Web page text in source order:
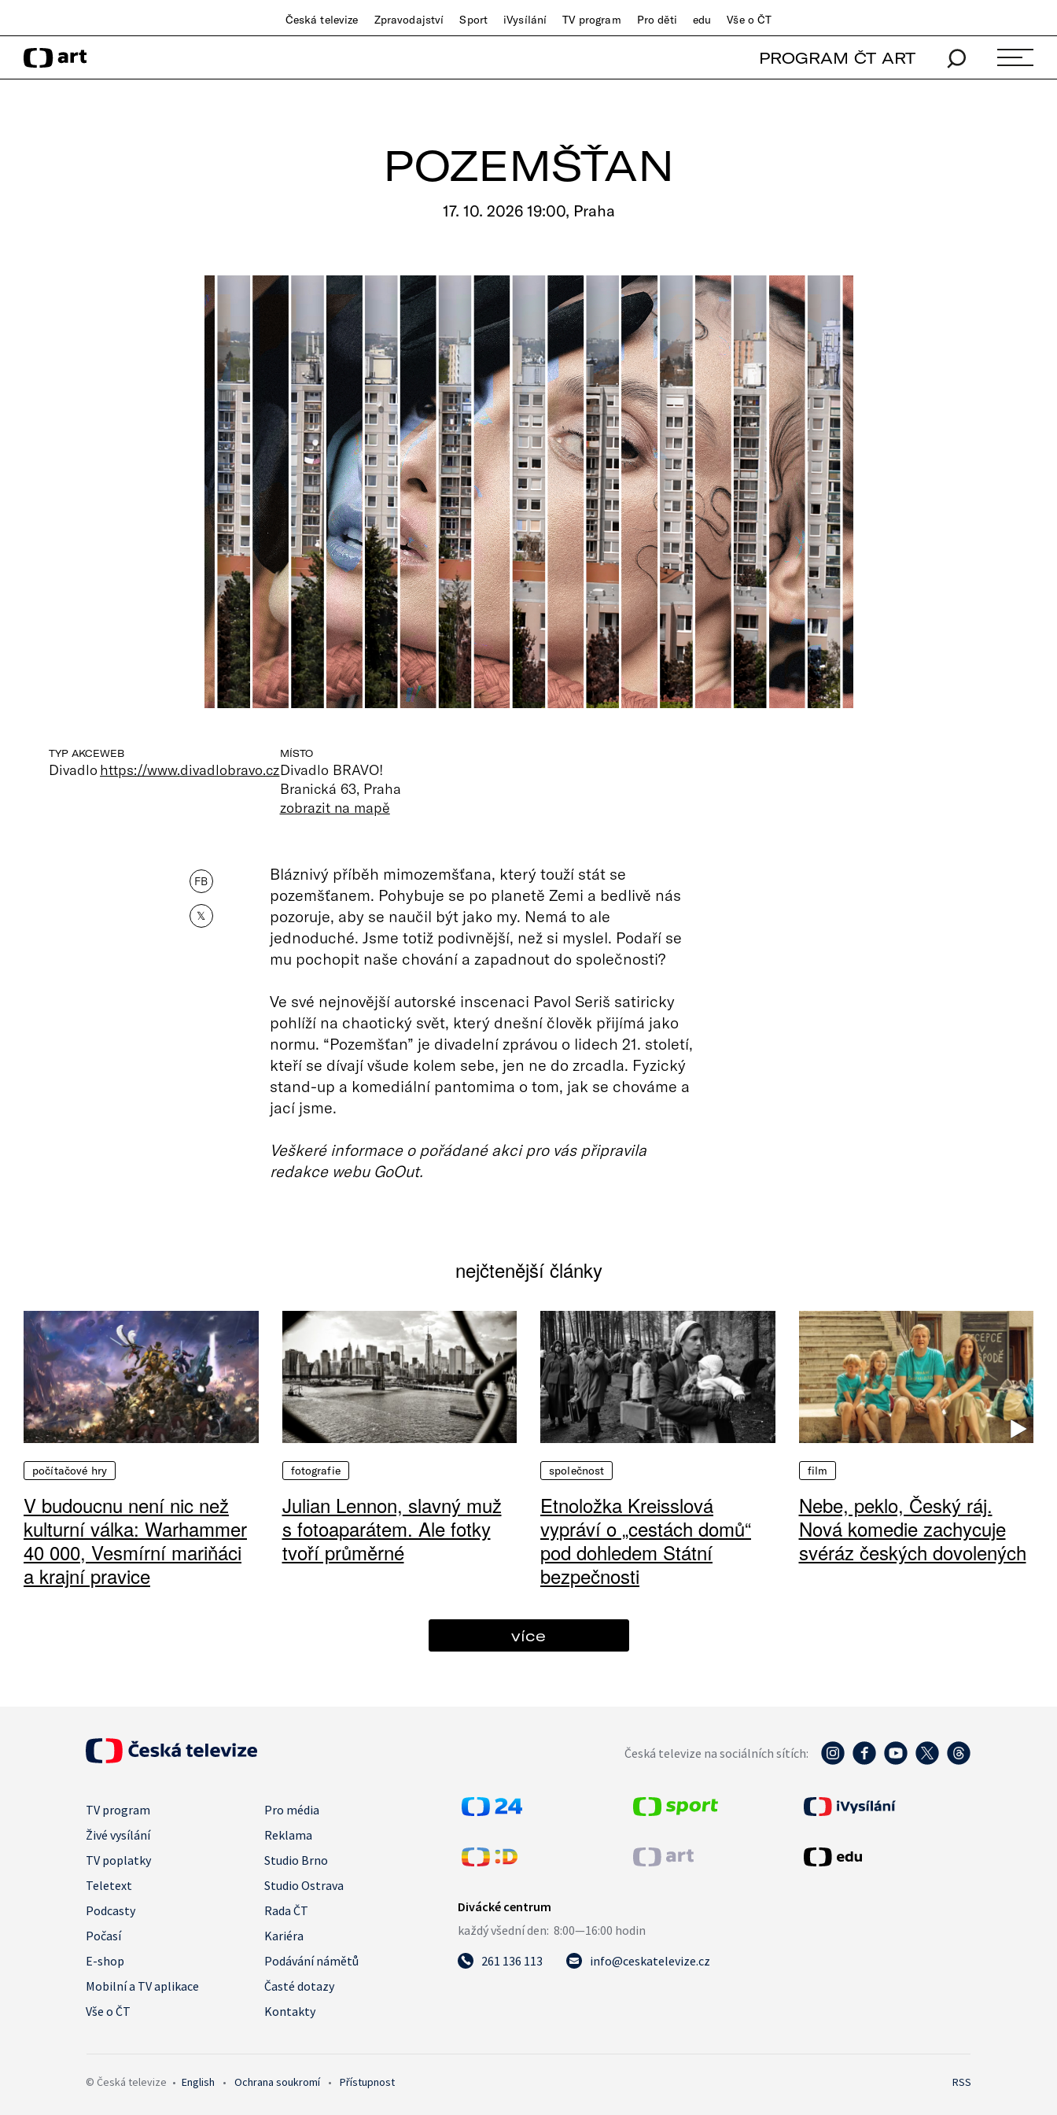
Česká televize Zpravodajství Sport iVysílání TV program Pro děti edu Vše o ČT
PROGRAM ČT ART
POZEMŠŤAN
17. 10. 2026 19:00, Praha
TYP AKCE
Divadlo
WEB
https://www.divadlobravo.cz
MÍSTO
Divadlo BRAVO!
Branická 63, Praha
zobrazit na mapě
FB
𝕏
Bláznivý příběh mimozemšťana, který touží stát se
pozemšťanem. Pohybuje se po planetě Zemi a bedlivě nás
pozoruje, aby se naučil být jako my. Nemá to ale
jednoduché. Jsme totiž podivnější, než si myslel. Podaří se
mu pochopit naše chování a zapadnout do společnosti?
Ve své nejnovější autorské inscenaci Pavol Seriš satiricky
pohlíží na chaotický svět, který dnešní člověk přijímá jako
normu. “Pozemšťan” je divadelní zprávou o lidech 21. století,
kteří se dívají všude kolem sebe, jen ne do zrcadla. Fyzický
stand-up a komediální pantomima o tom, jak se chováme a
jací jsme.
Veškeré informace o pořádané akci pro vás připravila
redakce webu GoOut.
nejčtenější články
počítačové hry
V budoucnu není nic než
kulturní válka: Warhammer
40 000, Vesmírní mariňáci
a krajní pravice
fotografie
Julian Lennon, slavný muž
s fotoaparátem. Ale fotky
tvoří průměrné
společnost
Etnoložka Kreisslová
vypráví o „cestách domů“
pod dohledem Státní
bezpečnosti
film
Nebe, peklo, Český ráj.
Nová komedie zachycuje
svéráz českých dovolených
více
Česká televize na sociálních sítích:
TV program
Pro média
Živé vysílání
Reklama
TV poplatky
Studio Brno
Teletext
Studio Ostrava
Podcasty
Rada ČT
Počasí
Kariéra
E-shop
Podávání námětů
Mobilní a TV aplikace
Časté dotazy
Vše o ČT
Kontakty
261 136 113 info@ceskatelevize.cz
© Česká televize • English • Ochrana soukromí • Přístupnost RSS